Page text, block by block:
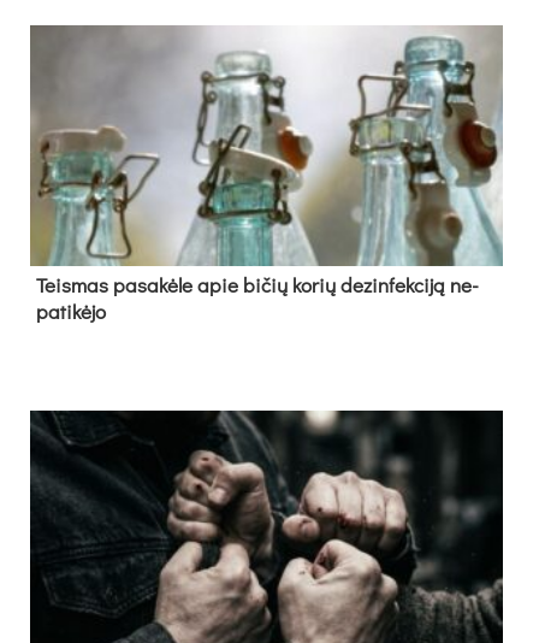
Teis­mas pa­sa­kė­le apie bi­čių ko­rių de­zin­fek­ci­ją ne­
pa­ti­kė­jo